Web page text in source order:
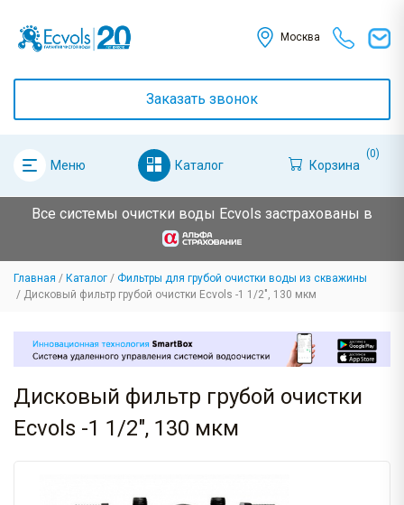
Москва
Заказать звонок
Меню Каталог Корзина
(0)
Все системы очистки воды Ecvols застрахованы в
Главная Каталог
Фильтры для грубой очистки воды из скважины
Дисковый фильтр грубой очистки Ecvols -1 1/2", 130 мкм
Дисковый фильтр грубой очистки
Ecvols -1 1/2", 130 мкм